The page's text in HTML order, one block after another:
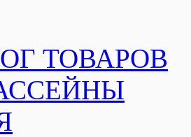
ТОВАРОВ